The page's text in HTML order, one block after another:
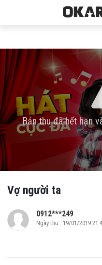
Bản thu đã hết hạn
Vợ người ta
0912***249
Ngày thu : 19/01/2019